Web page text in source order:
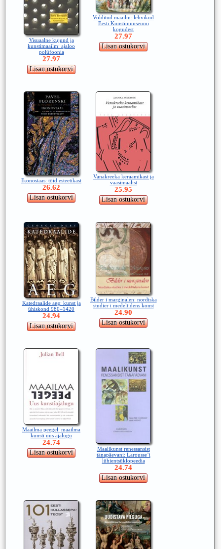
Visuaalne kujund ja
kunstimaailm: ajaloo
polüfoonia
27.97
Volditud maailm: lehvikud
Eesti Kunstimuuseumi
kogudest
27.97
Ikonostaas: töid esteetikast
26.62
Vanakreeka keraamikast ja
vaasimaalist
25.95
Katedraalide aeg: kunst ja
ühiskond 980–1420
24.94
Bilder i marginalen: nordiska
studier i medeltidens konst
24.90
Maailma peegel: maailma
kunsti uus ajalugu
24.74
Maalikunst renessansist
tänapäevani: Larousse’i
lühientsüklopeedia
24.74